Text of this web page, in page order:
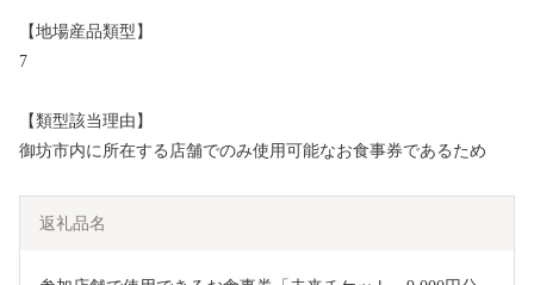
【地場産品類型】
7
【類型該当理由】
御坊市内に所在する店舗でのみ使用可能なお食事券であるため
返礼品名